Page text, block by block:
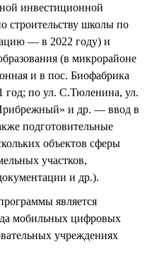
инвестиционной
строительству школы по
— в 2022 году) и
(в микрорайоне
и в пос. Биофабрика
по ул. С.Тюленина, ул.
и др. — ввод в
подготовительные
объектов сферы
участков,
и др.).
является
мобильных цифровых
учреждениях